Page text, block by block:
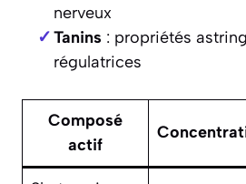
nerveux
Tanins : propriétés
régulatrices
Composé
actif